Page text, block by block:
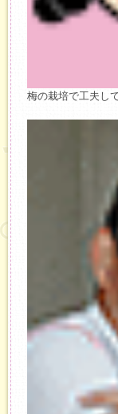
梅の栽培で工夫し